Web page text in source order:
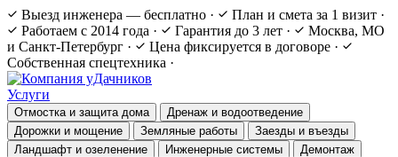
Выезд инженера — бесплатно · План и смета за 1 визит ·
Работаем с 2014 года · Гарантия до 3 лет ·
Москва, МО
и Санкт-Петербург · Цена фиксируется в договоре ·
Собственная спецтехника ·
Услуги
Отмостка и защита дома
Дренаж и водоотведение
Дорожки и мощение
Земляные работы
Заезды и въезды
Ландшафт и озеленение
Инженерные системы
Демонтаж